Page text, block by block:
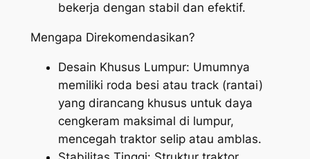
bekerja dengan stabil dan efektif.
Mengapa Direkomendasikan?
Desain Khusus Lumpur: Umumnya
memiliki roda besi atau track (rantai)
yang dirancang khusus untuk daya
cengkeram maksimal di lumpur,
mencegah traktor selip atau amblas.